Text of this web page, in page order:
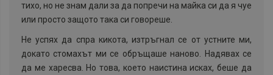
тихо, но не знам дали за да попречи на майка си да я чуе
или просто защото така си говореше.
Не успях да спра кикота, изтръгнал се от устните ми,
докато стомахът ми се обръщаше наново. Надявах се
да ме харесва. Но това, което наистина исках, беше да